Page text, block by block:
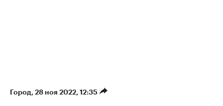
Город⁠, 28 ноя 2022, 12:35